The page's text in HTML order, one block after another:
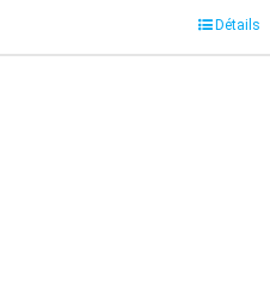
Détails